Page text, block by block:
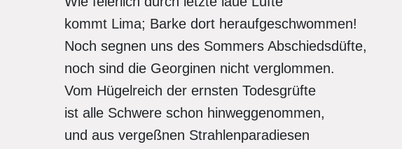
kommt Lima; Barke dort heraufgeschwommen!
Noch segnen uns des Sommers Abschiedsdüfte,
noch sind die Georginen nicht verglommen.
Vom Hügelreich der ernsten Todesgrüfte
ist alle Schwere schon hinweggenommen,
und aus vergeßnen Strahlenparadiesen